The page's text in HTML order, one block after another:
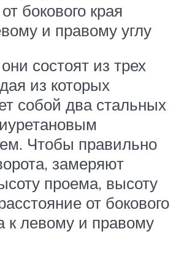
бокового края
и правому углу
состоят из трех
из которых
собой два стальных
Чтобы правильно
замеряют
проема, высоту
от бокового
к левому и правому